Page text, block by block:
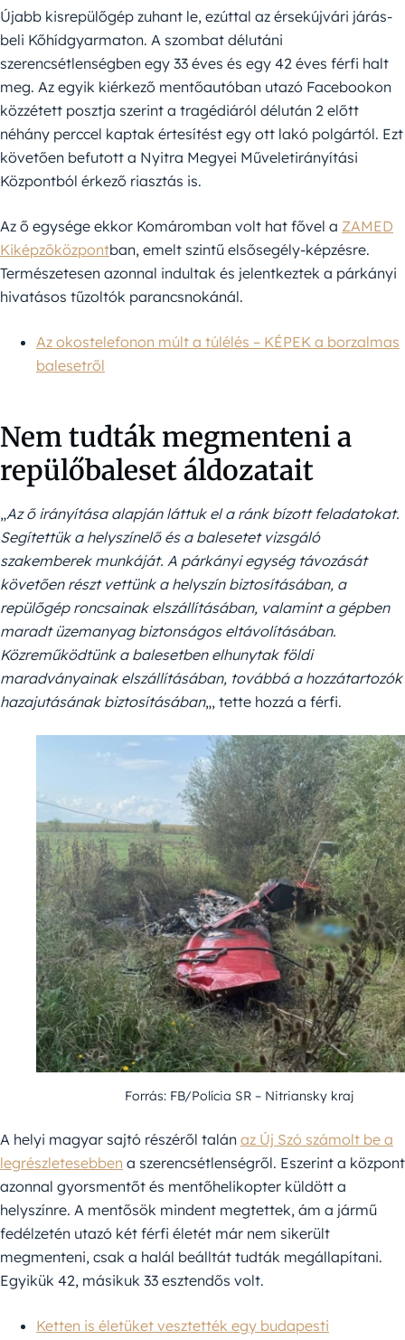
Újabb kisrepülőgép zuhant le, ezúttal az érsekújvári járás-
beli Kőhídgyarmaton. A szombat délutáni
szerencsétlenségben egy 33 éves és egy 42 éves férfi halt
meg. Az egyik kiérkező mentőautóban utazó Facebookon
közzétett posztja szerint a tragédiáról délután 2 előtt
néhány perccel kaptak értesítést egy ott lakó polgártól. Ezt
követően befutott a Nyitra Megyei Műveletirányítási
Központból érkező riasztás is.
Az ő egysége ekkor Komáromban volt hat fővel a ZAMED
Kiképzőközpontban, emelt szintű elsősegély-képzésre.
Természetesen azonnal indultak és jelentkeztek a párkányi
hivatásos tűzoltók parancsnokánál.
Az okostelefonon múlt a túlélés – KÉPEK a borzalmas
balesetről
Nem tudták megmenteni a
repülőbaleset áldozatait
„Az ő irányítása alapján láttuk el a ránk bízott feladatokat.
Segítettük a helyszínelő és a balesetet vizsgáló
szakemberek munkáját. A párkányi egység távozását
követően részt vettünk a helyszín biztosításában, a
repülőgép roncsainak elszállításában, valamint a gépben
maradt üzemanyag biztonságos eltávolításában.
Közreműködtünk a balesetben elhunytak földi
maradványainak elszállításában, továbbá a hozzátartozók
hazajutásának biztosításában„, tette hozzá a férfi.
Forrás: FB/Polícia SR – Nitriansky kraj
A helyi magyar sajtó részéről talán az Új Szó számolt be a
legrészletesebben a szerencsétlenségről. Eszerint a központ
azonnal gyorsmentőt és mentőhelikopter küldött a
helyszínre. A mentősök mindent megtettek, ám a jármű
fedélzetén utazó két férfi életét már nem sikerült
megmenteni, csak a halál beálltát tudták megállapítani.
Egyikük 42, másikuk 33 esztendős volt.
Ketten is életüket vesztették egy budapesti